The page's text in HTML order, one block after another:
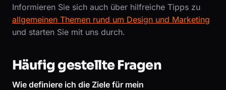
Informieren Sie sich auch über hilfreiche Tipps zu
allgemeinen Themen rund um Design und Marketing
und starten Sie mit uns durch.
Häufig gestellte Fragen
Wie definiere ich die Ziele für mein